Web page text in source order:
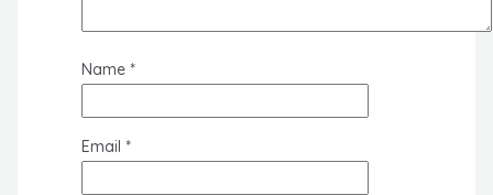
Name *
Email *